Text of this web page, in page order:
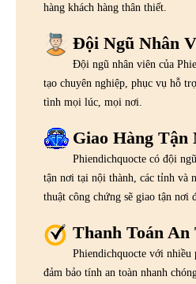
hàng khách hàng thân thiết.
Đội Ngũ Nhân
Đội ngũ nhân viên của
tạo chuyên nghiệp, phục vụ hỗ
tình mọi lúc, mọi nơi.
Giao Hàng Tận
Phiendichquocte có đội
tận nơi tại nội thành, các tỉnh và
thuật công chứng sẽ giao tận nơi
Thanh Toán An
Phiendichquocte với nhiều
đảm bảo tính an toàn nhanh